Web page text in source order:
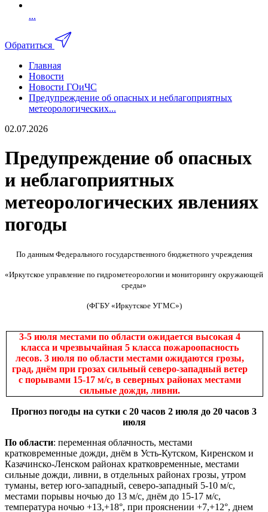
...
Обратиться
Главная
Новости
Новости ГОиЧС
Предупреждение об опасных и неблагоприятных
метеорологических...
02.07.2026
Предупреждение об опасных
и неблагоприятных
метеорологических явлениях
погоды
По данным Федерального государственного бюджетного учреждения
«Иркутское управление по гидрометеорологии и мониторингу окружающей
среды»
(ФГБУ «Иркутское УГМС»)
3-5 июля местами по области ожидается высокая 4
класса и чрезвычайная 5 класса пожароопасность
лесов. 3 июля по области местами ожидаются грозы,
град, днём при грозах сильный северо-западный ветер
с порывами 15-17 м/с, в северных районах местами
сильные дожди, ливни.
Прогноз погоды на сутки с 20 часов 2 июля до 20 часов 3
июля
По области: переменная облачность, местами
кратковременные дожди, днём в Усть-Кутском, Киренском и
Казачинско-Ленском районах кратковременные, местами
сильные дожди, ливни, в отдельных районах грозы, утром
туманы, ветер юго-западный, северо-западный 5-10 м/с,
местами порывы ночью до 13 м/с, днём до 15-17 м/с,
температура ночью +13,+18°, при прояснении +7,+12°, днем